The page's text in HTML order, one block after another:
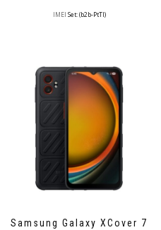
IMEI Set: (b2b-PtTl)
Samsung Galaxy XCover 7